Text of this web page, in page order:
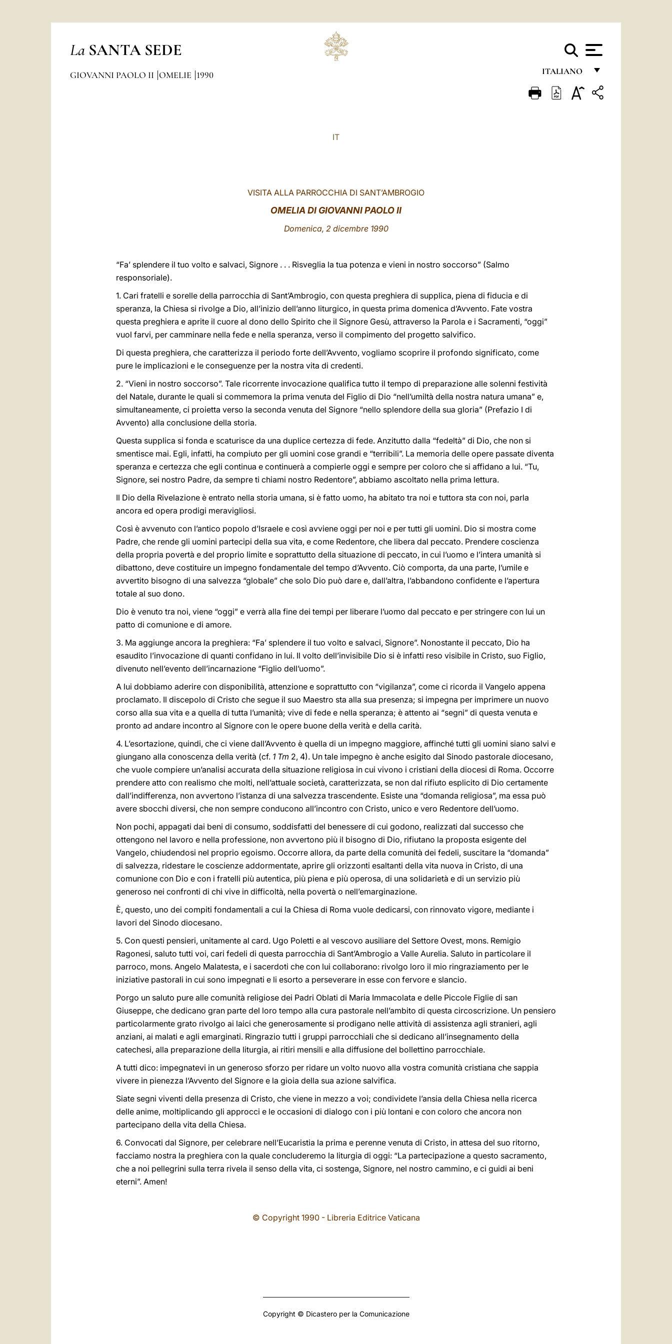
La SANTA SEDE
ITALIANO
FRANÇAIS
GIOVANNI PAOLO II OMELIE 1990
IT
VISITA ALLA PARROCCHIA DI SANT’AMBROGIO
OMELIA DI GIOVANNI PAOLO II
Domenica, 2 dicembre 1990
“Fa’ splendere il tuo volto e salvaci, Signore . . . Risveglia la tua potenza e vieni in nostro soccorso” (Salmo
responsoriale).
1. Cari fratelli e sorelle della parrocchia di Sant’Ambrogio, con questa preghiera di supplica, piena di fiducia e di
speranza, la Chiesa si rivolge a Dio, all’inizio dell’anno liturgico, in questa prima domenica d’Avvento. Fate vostra
questa preghiera e aprite il cuore al dono dello Spirito che il Signore Gesù, attraverso la Parola e i Sacramenti, “oggi”
vuol farvi, per camminare nella fede e nella speranza, verso il compimento del progetto salvifico.
Di questa preghiera, che caratterizza il periodo forte dell’Avvento, vogliamo scoprire il profondo significato, come
pure le implicazioni e le conseguenze per la nostra vita di credenti.
2. “Vieni in nostro soccorso”. Tale ricorrente invocazione qualifica tutto il tempo di preparazione alle solenni festività
del Natale, durante le quali si commemora la prima venuta del Figlio di Dio “nell’umiltà della nostra natura umana” e,
simultaneamente, ci proietta verso la seconda venuta del Signore “nello splendore della sua gloria” (Prefazio I di
Avvento) alla conclusione della storia.
Questa supplica si fonda e scaturisce da una duplice certezza di fede. Anzitutto dalla “fedeltà” di Dio, che non si
smentisce mai. Egli, infatti, ha compiuto per gli uomini cose grandi e “terribili”. La memoria delle opere passate diventa
speranza e certezza che egli continua e continuerà a compierle oggi e sempre per coloro che si affidano a lui. “Tu,
Signore, sei nostro Padre, da sempre ti chiami nostro Redentore”, abbiamo ascoltato nella prima lettura.
Il Dio della Rivelazione è entrato nella storia umana, si è fatto uomo, ha abitato tra noi e tuttora sta con noi, parla
ancora ed opera prodigi meravigliosi.
Così è avvenuto con l’antico popolo d’Israele e così avviene oggi per noi e per tutti gli uomini. Dio si mostra come
Padre, che rende gli uomini partecipi della sua vita, e come Redentore, che libera dal peccato. Prendere coscienza
della propria povertà e del proprio limite e soprattutto della situazione di peccato, in cui l’uomo e l’intera umanità si
dibattono, deve costituire un impegno fondamentale del tempo d’Avvento. Ciò comporta, da una parte, l’umile e
avvertito bisogno di una salvezza “globale” che solo Dio può dare e, dall’altra, l’abbandono confidente e l’apertura
totale al suo dono.
Dio è venuto tra noi, viene “oggi” e verrà alla fine dei tempi per liberare l’uomo dal peccato e per stringere con lui un
patto di comunione e di amore.
3. Ma aggiunge ancora la preghiera: “Fa’ splendere il tuo volto e salvaci, Signore”. Nonostante il peccato, Dio ha
esaudito l’invocazione di quanti confidano in lui. Il volto dell’invisibile Dio si è infatti reso visibile in Cristo, suo Figlio,
divenuto nell’evento dell’incarnazione “Figlio dell’uomo”.
A lui dobbiamo aderire con disponibilità, attenzione e soprattutto con “vigilanza”, come ci ricorda il Vangelo appena
proclamato. Il discepolo di Cristo che segue il suo Maestro sta alla sua presenza; si impegna per imprimere un nuovo
corso alla sua vita e a quella di tutta l’umanità; vive di fede e nella speranza; è attento ai “segni” di questa venuta e
pronto ad andare incontro al Signore con le opere buone della verità e della carità.
4. L’esortazione, quindi, che ci viene dall’Avvento è quella di un impegno maggiore, affinché tutti gli uomini siano salvi e
giungano alla conoscenza della verità (cf. 1 Tm 2, 4). Un tale impegno è anche esigito dal Sinodo pastorale diocesano,
che vuole compiere un’analisi accurata della situazione religiosa in cui vivono i cristiani della diocesi di Roma. Occorre
prendere atto con realismo che molti, nell’attuale società, caratterizzata, se non dal rifiuto esplicito di Dio certamente
dall’indifferenza, non avvertono l’istanza di una salvezza trascendente. Esiste una “domanda religiosa”, ma essa può
avere sbocchi diversi, che non sempre conducono all’incontro con Cristo, unico e vero Redentore dell’uomo.
Non pochi, appagati dai beni di consumo, soddisfatti del benessere di cui godono, realizzati dal successo che
ottengono nel lavoro e nella professione, non avvertono più il bisogno di Dio, rifiutano la proposta esigente del
Vangelo, chiudendosi nel proprio egoismo. Occorre allora, da parte della comunità dei fedeli, suscitare la “domanda”
di salvezza, ridestare le coscienze addormentate, aprire gli orizzonti esaltanti della vita nuova in Cristo, di una
comunione con Dio e con i fratelli più autentica, più piena e più operosa, di una solidarietà e di un servizio più
generoso nei confronti di chi vive in difficoltà, nella povertà o nell’emarginazione.
È, questo, uno dei compiti fondamentali a cui la Chiesa di Roma vuole dedicarsi, con rinnovato vigore, mediante i
lavori del Sinodo diocesano.
5. Con questi pensieri, unitamente al card. Ugo Poletti e al vescovo ausiliare del Settore Ovest, mons. Remigio
Ragonesi, saluto tutti voi, cari fedeli di questa parrocchia di Sant’Ambrogio a Valle Aurelia. Saluto in particolare il
parroco, mons. Angelo Malatesta, e i sacerdoti che con lui collaborano: rivolgo loro il mio ringraziamento per le
iniziative pastorali in cui sono impegnati e li esorto a perseverare in esse con fervore e slancio.
Porgo un saluto pure alle comunità religiose dei Padri Oblati di Maria Immacolata e delle Piccole Figlie di san
Giuseppe, che dedicano gran parte del loro tempo alla cura pastorale nell’ambito di questa circoscrizione. Un pensiero
particolarmente grato rivolgo ai laici che generosamente si prodigano nelle attività di assistenza agli stranieri, agli
anziani, ai malati e agli emarginati. Ringrazio tutti i gruppi parrocchiali che si dedicano all’insegnamento della
catechesi, alla preparazione della liturgia, ai ritiri mensili e alla diffusione del bollettino parrocchiale.
A tutti dico: impegnatevi in un generoso sforzo per ridare un volto nuovo alla vostra comunità cristiana che sappia
vivere in pienezza l’Avvento del Signore e la gioia della sua azione salvifica.
Siate segni viventi della presenza di Cristo, che viene in mezzo a voi; condividete l’ansia della Chiesa nella ricerca
delle anime, moltiplicando gli approcci e le occasioni di dialogo con i più lontani e con coloro che ancora non
partecipano della vita della Chiesa.
6. Convocati dal Signore, per celebrare nell’Eucaristia la prima e perenne venuta di Cristo, in attesa del suo ritorno,
facciamo nostra la preghiera con la quale concluderemo la liturgia di oggi: “La partecipazione a questo sacramento,
che a noi pellegrini sulla terra rivela il senso della vita, ci sostenga, Signore, nel nostro cammino, e ci guidi ai beni
eterni”. Amen!
© Copyright 1990 - Libreria Editrice Vaticana
Copyright © Dicastero per la Comunicazione